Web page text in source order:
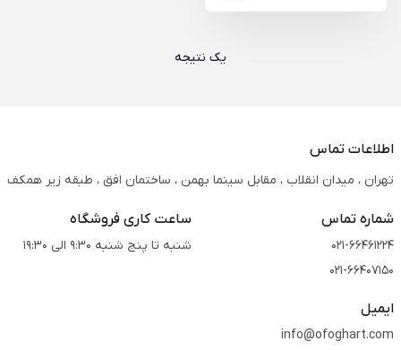
یک نتیجه
اطلاعات تماس
تهران ، میدان انقلاب ، مقابل سینما بهمن ، ساختمان افق ، طبقه زیر همکف
شماره تماس
021-66461224
021-66407150
ساعت کاری فروشگاه
شنبه تا پنج شنبه 9:30 الی 19:30
ایمیل
info@ofoghart.com